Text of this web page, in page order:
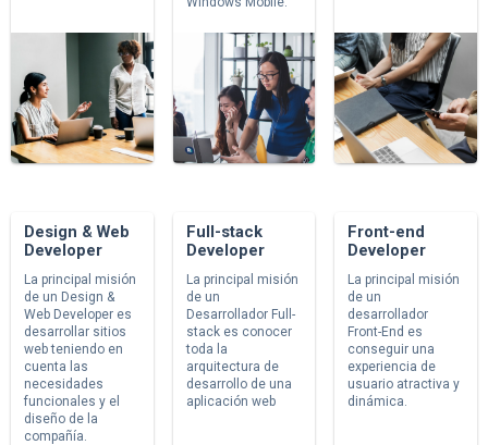
Design & Web
Developer
La principal misión
de un Design &
Web Developer es
desarrollar sitios
web teniendo en
cuenta las
necesidades
funcionales y el
diseño de la
compañía.
Full-stack
Developer
La principal misión
de un
Desarrollador Full-
stack es conocer
toda la
arquitectura de
desarrollo de una
aplicación web
Front-end
Developer
La principal misión
de un
desarrollador
Front-End es
conseguir una
experiencia de
usuario atractiva y
dinámica.